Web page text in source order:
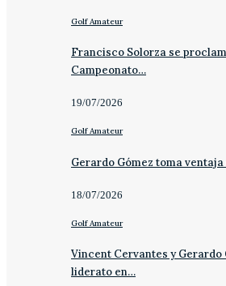
Golf Amateur
Francisco Solorza se
Campeonato…
19/07/2026
Golf Amateur
Gerardo Gómez toma
18/07/2026
Golf Amateur
Vincent Cervantes y Gerardo
liderato en…